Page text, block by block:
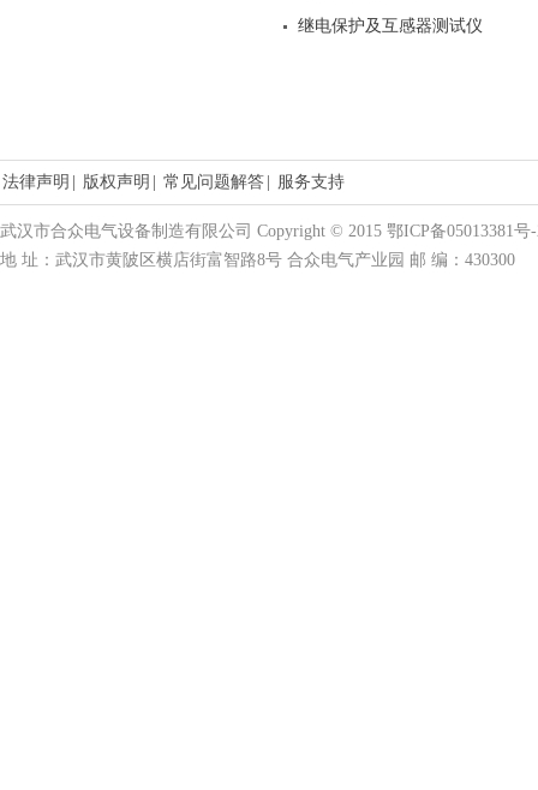
继电保护及互感器测试仪
法律声明 版权声明 常见问题解答 服务支持
武汉市合众电气设备制造有限公司 Copyright © 2015 鄂ICP备05013381号
地 址：武汉市黄陂区横店街富智路8号 合众电气产业园 邮 编：430300